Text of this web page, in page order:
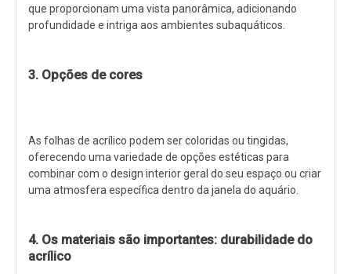
que proporcionam uma vista panorâmica, adicionando
profundidade e intriga aos ambientes subaquáticos.
3. Opções de cores
As folhas de acrílico podem ser coloridas ou tingidas,
oferecendo uma variedade de opções estéticas para
combinar com o design interior geral do seu espaço ou criar
uma atmosfera específica dentro da janela do aquário.
4. Os materiais são importantes: durabilidade do
acrílico